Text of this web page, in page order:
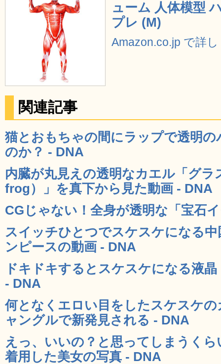
ューム 人体模型
プレ (M)
Amazon.co.jp で詳
関連記事
猫とおもちゃの間にラップで透明
のか？ - DNA
内臓が丸見えの透明なカエル「グラ
frog）」を真下から見た動画 - DNA
CGじゃない！全身が透明な「宝石
スイッチひとつでスケスケになる
ンピースの動画 - DNA
ドキドキするとスケスケになる液
- DNA
何となくエロい目をしたスケスケ
ャングルで新発見される - DNA
えっ、いいの？と思ってしまうく
着用した美女の写真 - DNA